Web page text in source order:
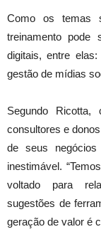
Como os temas
treinamento pode
digitais, entre
gestão de mídias
Segundo
consultores e
de seus
inestimável.
voltado para
sugestões de
geração de valor é